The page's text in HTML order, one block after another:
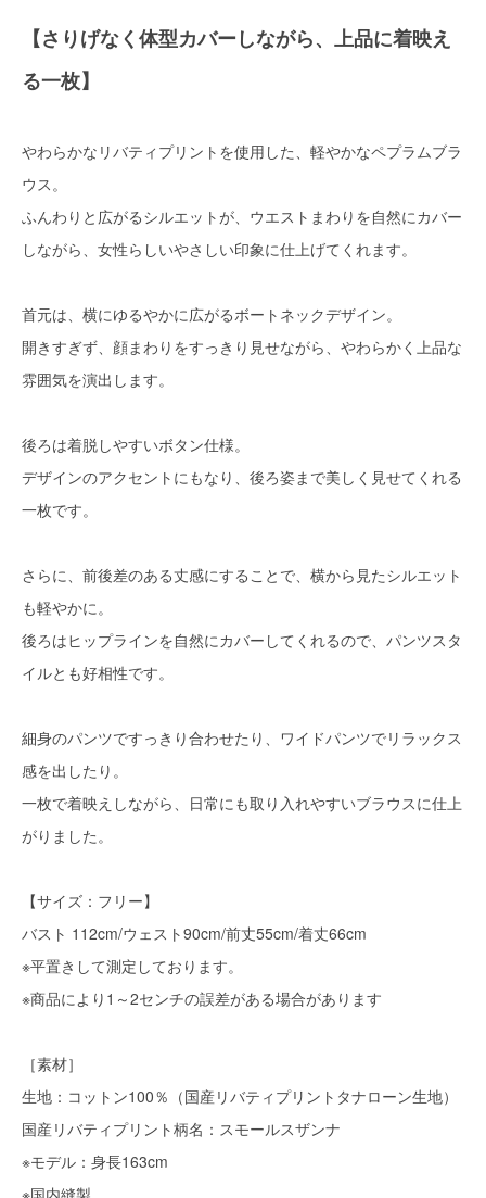
【さりげなく体型カバーしながら、上品に着映え
る一枚】
やわらかなリバティプリントを使用した、軽やかなペプラムブラ
ウス。
ふんわりと広がるシルエットが、ウエストまわりを自然にカバー
しながら、女性らしいやさしい印象に仕上げてくれます。
首元は、横にゆるやかに広がるボートネックデザイン。
開きすぎず、顔まわりをすっきり見せながら、やわらかく上品な
雰囲気を演出します。
後ろは着脱しやすいボタン仕様。
デザインのアクセントにもなり、後ろ姿まで美しく見せてくれる
一枚です。
さらに、前後差のある丈感にすることで、横から見たシルエット
も軽やかに。
後ろはヒップラインを自然にカバーしてくれるので、パンツスタ
イルとも好相性です。
細身のパンツですっきり合わせたり、ワイドパンツでリラックス
感を出したり。
一枚で着映えしながら、日常にも取り入れやすいブラウスに仕上
がりました。
【サイズ：フリー】
バスト 112cm/ウェスト90cm/前丈55cm/着丈66cm
※平置きして測定しております。
※商品により1～2センチの誤差がある場合があります
［素材］
生地：コットン100％（国産リバティプリントタナローン生地）
国産リバティプリント柄名：スモールスザンナ
※モデル：身長163cm
※国内縫製